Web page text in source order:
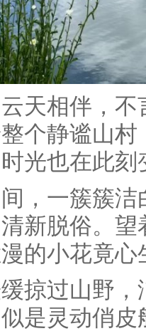
相伴，不
个静谧山
光也在此
一簇簇洁
新脱俗。
的小花竟
过山野，
是灵动俏